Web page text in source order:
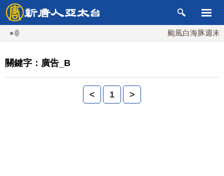
颱風白海豚週末
關鍵字：廣告_B
< 1 >